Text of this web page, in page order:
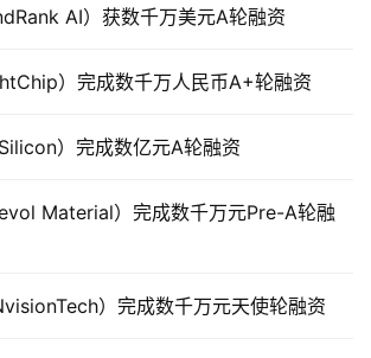
AI）获数千万美元A轮融资
）完成数千万人民币A+轮融资
）完成数亿元A轮融资
Material）完成数千万元Pre-A轮融
）完成数千万元天使轮融资